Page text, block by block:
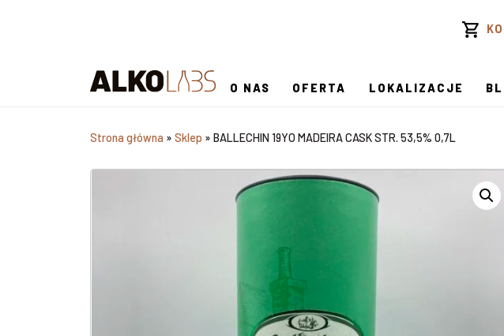
O NAS OFERTA LOKALIZACJE
Strona główna » Sklep » BALLECHIN 19YO MADEIRA CASK STR. 53,5% 0,7L